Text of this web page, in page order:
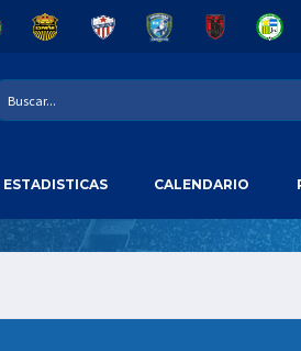
ESTADISTICAS CALENDARIO